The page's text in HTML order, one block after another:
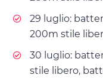
29 luglio:
200m stile
30 luglio:
stile libero,